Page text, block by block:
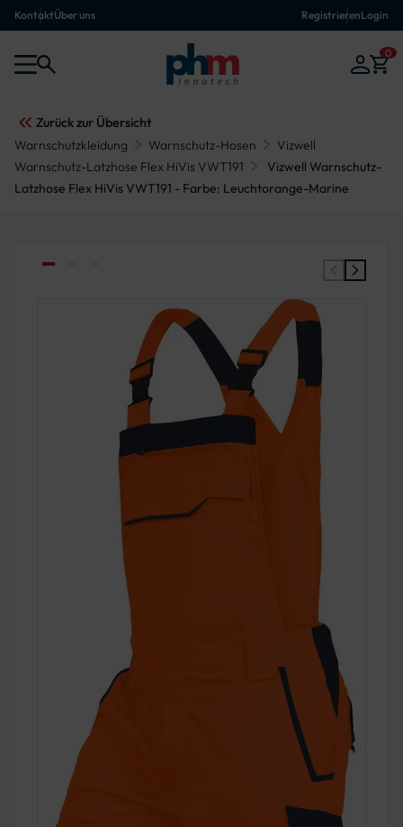
KontaktÜber uns RegistrierenLogin
0
Zurück zur Übersicht
Warnschutzkleidung
Warnschutz-Hosen
Vizwell
Warnschutz-Latzhose Flex HiVis VWT191
Vizwell Warnschutz-
Latzhose Flex HiVis VWT191 - Farbe: Leuchtorange-Marine